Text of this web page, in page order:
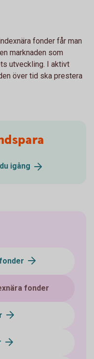
fonder får man
marknaden som
utveckling. I aktivt
över tid ska prestera
igång
fonder